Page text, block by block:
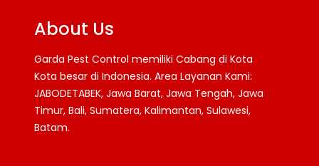
About Us
Garda Pest Control memiliki Cabang di Kota
Kota besar di Indonesia. Area Layanan Kami:
JABODETABEK, Jawa Barat, Jawa Tengah, Jawa
Timur, Bali, Sumatera, Kalimantan, Sulawesi,
Batam.